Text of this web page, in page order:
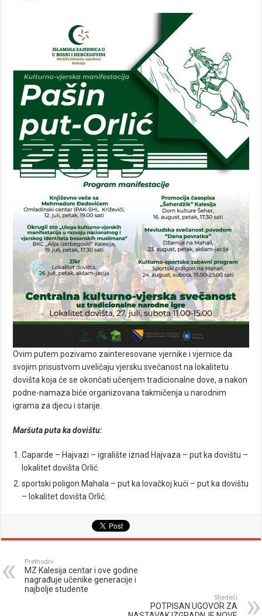
Ovim putem pozivamo zainteresovane vjernike i vjernice da
svojim prisustvom uveličaju vjersku svečanost na lokalitetu
dovišta koja će se okončati učenjem tradicionalne dove, a nakon
podne-namaza biće organizovana takmičenja u narodnim
igrama za djecu i starije.
Maršuta puta ka dovištu:
Caparde – Hajvazi – igralište iznad Hajvaza – put ka dovištu –
lokalitet dovišta Orlić.
sportski poligon Mahala – put ka lovačkoj kući – put ka dovištu
– lokalitet dovišta Orlić.
Prethodni
MZ Kalesija centar i ove godine
nagrađuje učenike generacije i
najbolje studente
Sljedeći
POTPISAN UGOVOR ZA